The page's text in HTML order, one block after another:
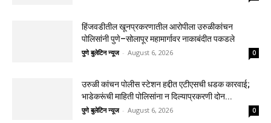
हिंजवडीतील खूनप्रकरणातील आरोपीला उरुळीकांचन
पोलिसांनी पुणे–सोलापूर महामार्गावर नाकाबंदीत पकडले
पुणे बुलेटिन न्यूज - August 6, 2026 0
उरुळी कांचन पोलीस स्टेशन हद्दीत एटीएसची धडक कारवाई;
भाडेकरूंची माहिती पोलिसांना न दिल्याप्रकरणी दोन...
पुणे बुलेटिन न्यूज - August 6, 2026 0